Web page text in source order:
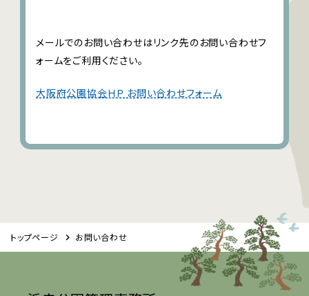
メールでのお問い合わせはリンク先のお問い合わせフ
ォームをご利用ください。
大阪府公園協会ＨＰ お問い合わせフォーム
トップページ お問い合わせ